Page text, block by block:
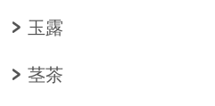
玉露
茎茶